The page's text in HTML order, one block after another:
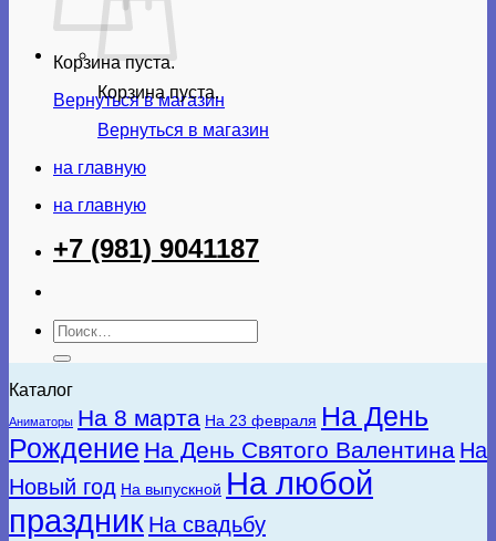
Корзина пуста.
Вернуться в магазин
Корзина пуста.
Вернуться в магазин
на главную
на главную
+7 (981) 9041187
Искать:
Каталог
Аниматоры На 8 марта На 23 февраля На День
Рождение На День Святого Валентина На
Новый год На выпускной На любой
праздник На свадьбу